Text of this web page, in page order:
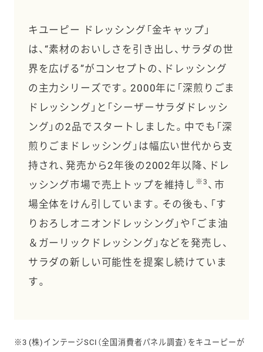
キユーピー ドレッシング「金キャップ」
は、“素材のおいしさを引き出し、サラダの世
界を広げる”がコンセプトの、ドレッシング
の主力シリーズです。2000年に「深煎りごま
ドレッシング」と「シーザーサラダドレッシ
ング」の2品でスタートしました。中でも「深
煎りごまドレッシング」は幅広い世代から支
持され、発売から2年後の2002年以降、ドレ
ッシング市場で売上トップを維持し ※3 、市
場全体をけん引しています。その後も、「す
りおろしオニオンドレッシング」や「ごま油
＆ガーリックドレッシング」などを発売し、
サラダの新しい可能性を提案し続けていま
す。
※3 (株)インテージSCI（全国消費者パネル調査）をキユーピーが